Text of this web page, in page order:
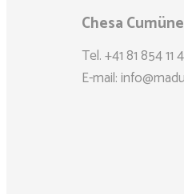
Chesa
Tel.+41 81 854 11
E-mail: